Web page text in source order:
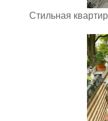
Стильная